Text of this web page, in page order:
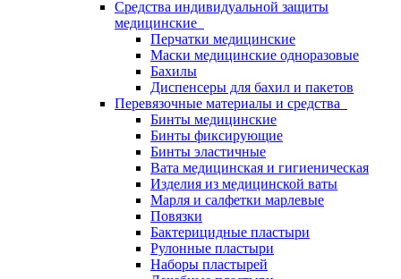
Средства индивидуальной защиты
медицинские
Перчатки медицинские
Маски медицинские одноразовые
Бахилы
Диспенсеры для бахил и пакетов
Перевязочные материалы и средства
Бинты медицинские
Бинты фиксирующие
Бинты эластичные
Вата медицинская и гигиеническая
Изделия из медицинской ваты
Марля и салфетки марлевые
Повязки
Бактерицидные пластыри
Рулонные пластыри
Наборы пластырей